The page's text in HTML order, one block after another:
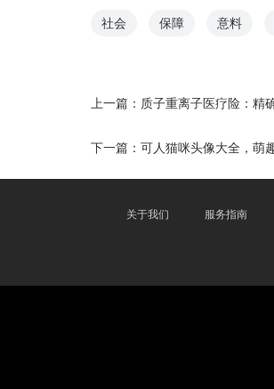
社会 保障 意料
上一篇： 质子重离子医疗险：精
下一篇： 可人猫咪头像大全，萌
关于我们 服务指南